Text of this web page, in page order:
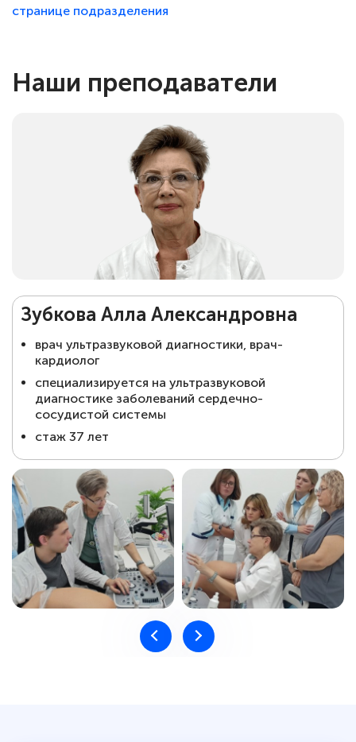
странице подразделения
Наши преподаватели
Зубкова Алла Александровна
врач ультразвуковой диагностики, врач-
кардиолог
⁠специализируется на ультразвуковой
диагностике заболеваний сердечно-
сосудистой системы
⁠стаж 37 лет